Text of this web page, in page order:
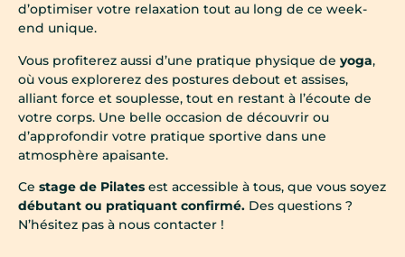
d’optimiser votre relaxation tout au long de ce week-
end unique.
Vous profiterez aussi d’une pratique physique de yoga,
où vous explorerez des postures debout et assises,
alliant force et souplesse, tout en restant à l’écoute de
votre corps. Une belle occasion de découvrir ou
d’approfondir votre pratique sportive dans une
atmosphère apaisante.
Ce stage de Pilates est accessible à tous, que vous soyez
débutant ou pratiquant confirmé. Des questions ?
N’hésitez pas à nous contacter !